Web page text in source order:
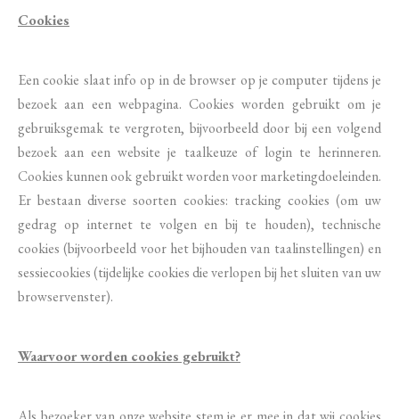
Cookies
Een cookie slaat info op in de browser op je computer tijdens je
bezoek aan een webpagina. Cookies worden gebruikt om je
gebruiksgemak te vergroten, bijvoorbeeld door bij een volgend
bezoek aan een website je taalkeuze of login te herinneren.
Cookies kunnen ook gebruikt worden voor marketingdoeleinden.
Er bestaan diverse soorten cookies: tracking cookies (om uw
gedrag op internet te volgen en bij te houden), technische
cookies (bijvoorbeeld voor het bijhouden van taalinstellingen) en
sessiecookies (tijdelijke cookies die verlopen bij het sluiten van uw
browservenster).
Waarvoor worden cookies gebruikt?